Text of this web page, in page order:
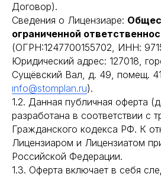
Договор).
Сведения о Лицензиаре:
ограниченной
(ОГРН:1247700155702, ИНН:
Юридический адрес: 127018,
Сущёвский Вал, д. 49, помещ.
info@stomplan.ru).
1.2. Данная публичная оферта
разработана в соответствии с
Гражданского кодекса РФ. К
Лицензиаром и Лицензиатом
Российской Федерации.
1.3. Оферта включает в себя